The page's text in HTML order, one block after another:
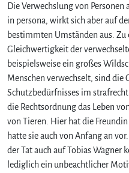
Die Verwechslung von
in persona, wirkt sich aber auf
bestimmten Umständen aus.
Gleichwertigkeit der
beispielsweise ein großes
Menschen verwechselt, sind die
Schutzbedürfnisses im
die Rechtsordnung das Leben
von Tieren. Hier hat die
hatte sie auch von Anfang an
der Tat auch auf Tobias
lediglich ein unbeachtlicher